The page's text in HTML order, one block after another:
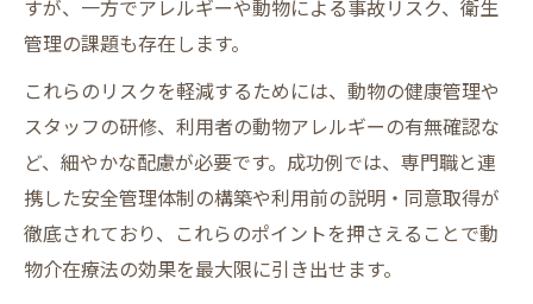
すが、一方でアレルギーや動物による事故リスク、衛生
管理の課題も存在します。
これらのリスクを軽減するためには、動物の健康管理や
スタッフの研修、利用者の動物アレルギーの有無確認な
ど、細やかな配慮が必要です。成功例では、専門職と連
携した安全管理体制の構築や利用前の説明・同意取得が
徹底されており、これらのポイントを押さえることで動
物介在療法の効果を最大限に引き出せます。